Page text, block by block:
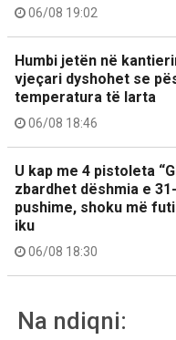
06/08 19:02
Humbi jetën në
vjeçari dyshohet se
temperatura të larta
06/08 18:46
U kap me 4 pistoleta
zbardhet dëshmia e
pushime, shoku më
iku
06/08 18:30
Na ndiqni: